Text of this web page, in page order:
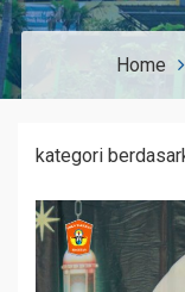
Home
kategori